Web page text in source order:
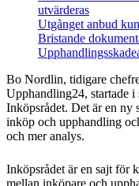
utvärderas
Utgånget anbud
Bristande
Bo Nordlin, tidigare
Upphandling24, startade i
Inköpsrådet. Det är en ny
inköp och upphandling
och mer analys.
Inköpsrådet är en sajt för
mellan inköpare och